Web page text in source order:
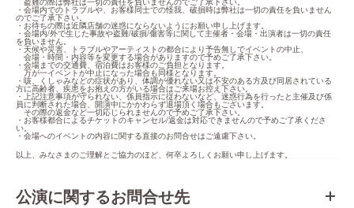
・会場内でのトラブルや、お客様同士での怪我、破損時は弊社は一切の責任を負いません
のでご了承下さい。
・お待ちの際は近隣店舗の迷惑にならないようにお願い申し上げます。
・会場内/外で生じた事故や盗難/破損/傷害等に関して主催者・会場・出演者は一切の責任
を負いません。
・天候や災害、トラブルやアーティストの都合により予告無しでイベントの中止、
会場・時間・内容等を変更する場合がありますので予めご了承下さい。
・会場までの交通費、宿泊費はお客様のご負担となります。
万が一イベントが中止になった場合も同様となります。
・咳、くしゃみなどの症状があり、体調が優れない又は不安のある方及び同居されている
方に高齢者、疾患をお抱えの方がいる場合はご来場お控え下さい。
・上記注意事項が守られない、係員指示に従わないなど、迷惑行為を行ったと主催及び係
員に判断された場合、開演中にかかわらず退場頂く場合もございます。
その際の返金など一切応じられませんので予めご了承下さい。
・お客様都合によるチケットのキャンセル/返金は対応できませんので予めご了承くださ
い。
・会場へのイベントの内容に関する直接のお問合せはご遠慮下さい。
以上、みなさまのご理解とご協力のほど、何卒よろしくお願い申し上げます。
公演に関するお問合せ先